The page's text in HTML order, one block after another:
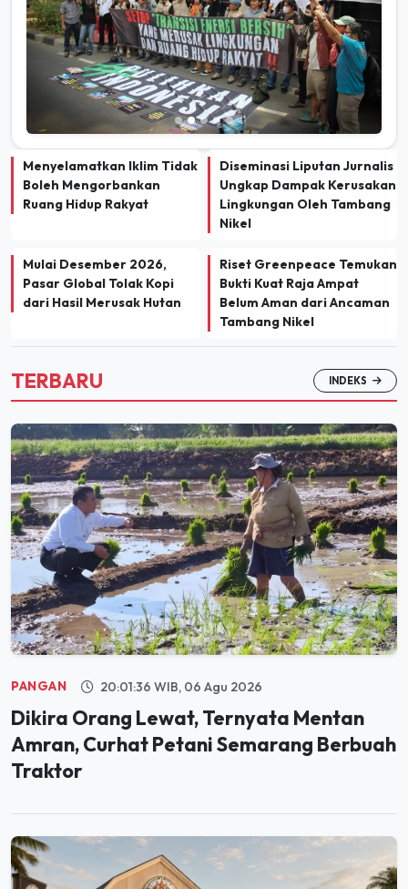
Menyelamatkan Iklim Tidak
Boleh Mengorbankan
Ruang Hidup Rakyat
Diseminasi Liputan Jurnalis
Ungkap Dampak Kerusakan
Lingkungan Oleh Tambang
Nikel
Mulai Desember 2026,
Pasar Global Tolak Kopi
dari Hasil Merusak Hutan
Riset Greenpeace Temukan
Bukti Kuat Raja Ampat
Belum Aman dari Ancaman
Tambang Nikel
TERBARU INDEKS
PANGAN 20:01:36 WIB, 06 Agu 2026
Dikira Orang Lewat, Ternyata Mentan
Amran, Curhat Petani Semarang Berbuah
Traktor